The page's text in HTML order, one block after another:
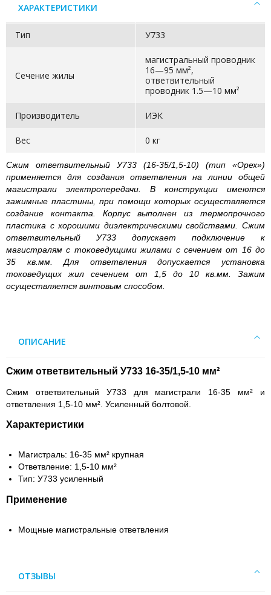
ХАРАКТЕРИСТИКИ
Тип У733
Сечение жилы
магистральный проводник
16—95 мм²,
ответвительный
проводник 1.5—10 мм²
Производитель ИЭК
Вес 0 кг
Сжим ответвительный У733 (16-35/1,5-10) (тип «Орех»)
применяется для создания ответвления на линии общей
магистрали электропередачи. В конструкции имеются
зажимные пластины, при помощи которых осуществляется
создание контакта. Корпус выполнен из термопрочного
пластика с хорошими диэлектрическими свойствами. Сжим
ответвительный У733 допускает подключение к
магистралям с токоведущими жилами с сечением от 16 до
35 кв.мм. Для ответвления допускается установка
токоведущих жил сечением от 1,5 до 10 кв.мм. Зажим
осуществляется винтовым способом.
ОПИСАНИЕ
Сжим ответвительный У733 16-35/1,5-10 мм²
Сжим ответвительный У733 для магистрали 16-35 мм² и
ответвления 1,5-10 мм². Усиленный болтовой.
Характеристики
Магистраль: 16-35 мм² крупная
Ответвление: 1,5-10 мм²
Тип: У733 усиленный
Применение
Мощные магистральные ответвления
ОТЗЫВЫ